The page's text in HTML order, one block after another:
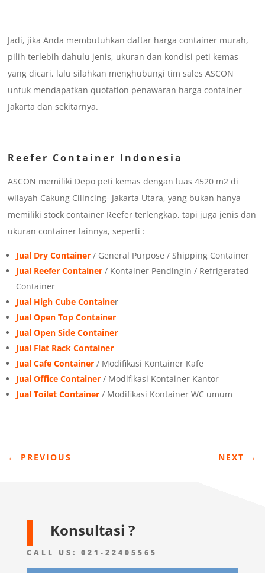
Jadi, jika Anda membutuhkan daftar harga container murah,
pilih terlebih dahulu jenis, ukuran dan kondisi peti kemas
yang dicari, lalu silahkan menghubungi tim sales ASCON
untuk mendapatkan quotation penawaran harga container
Jakarta dan sekitarnya.
Reefer Container Indonesia
ASCON memiliki Depo peti kemas dengan luas 4520 m2 di
wilayah Cakung Cilincing- Jakarta Utara, yang bukan hanya
memiliki stock container Reefer terlengkap, tapi juga jenis dan
ukuran container lainnya, seperti :
Jual Dry Container / General Purpose / Shipping Container
Jual Reefer Container / Kontainer Pendingin / Refrigerated
Container
Jual High Cube Container
Jual Open Top Container
Jual Open Side Container
Jual Flat Rack Container
Jual Cafe Container / Modifikasi Kontainer Kafe
Jual Office Container / Modifikasi Kontainer Kantor
Jual Toilet Container / Modifikasi Kontainer WC umum
← PREVIOUS NEXT →
Konsultasi ?
CALL US: 021-22405565